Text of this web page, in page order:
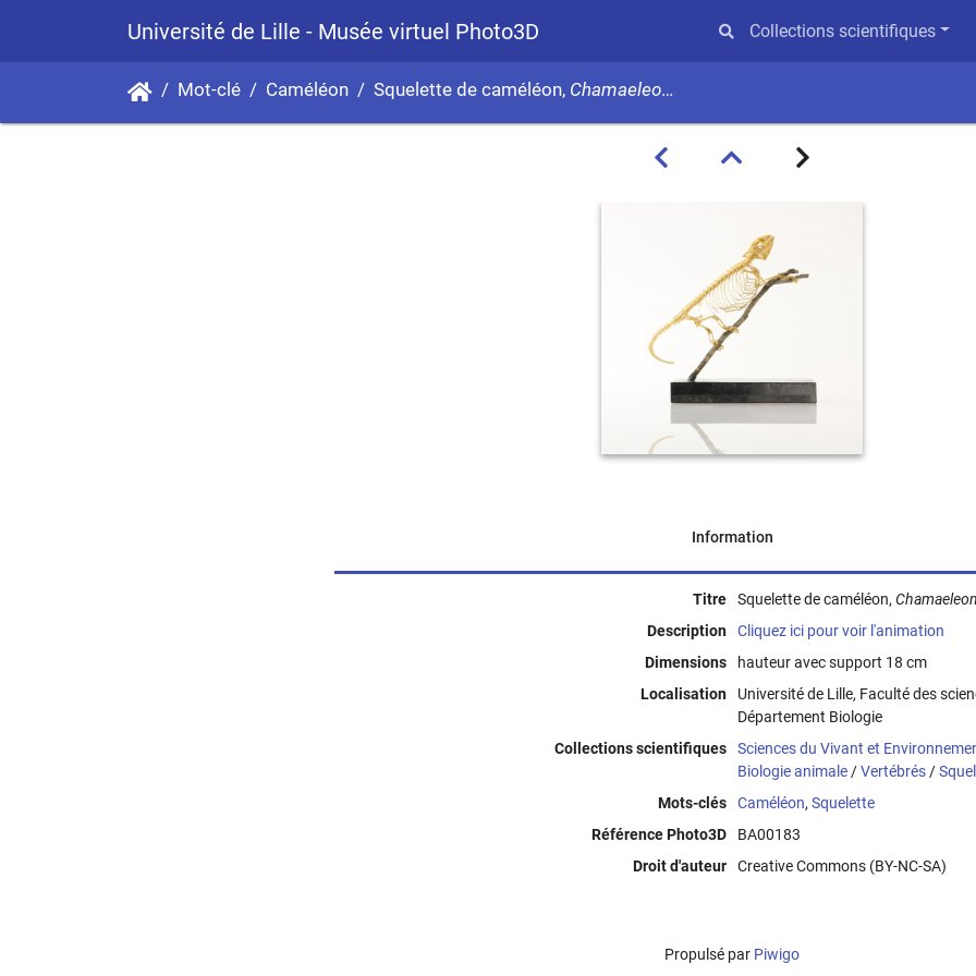
Université de Lille - Musée virtuel Photo3D Collections scientifiques
Mot-clé Caméléon Squelette de caméléon, Chamaeleonidae
Information
Titre Squelette de caméléon,
Description
Cliquez ici pour voir l'animation
Dimensions
hauteur avec support 18 cm
Localisation
Université de Lille, Faculté des
Département Biologie
Collections scientifiques
Sciences du Vivant et
Biologie animale/Vertébrés/
Mots-clés
Caméléon, Squelette
Référence Photo3D
BA00183
Droit d'auteur
Creative Commons (BY-NC-SA)
Propulsé par Piwigo